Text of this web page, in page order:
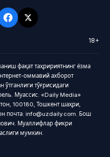
18+
фақат таҳририятнинг ёзма
оммавий ахборот
ўтганлиги тўғрисидаги
Муассис: «Daily Media»
100180, Тошкент шаҳри,
почта: info@uzdaily.com. Бош
Муаллифлар фикри
мумкин.